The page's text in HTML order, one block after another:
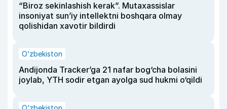
“Biroz sekinlashish kerak”. Mutaxassislar
insoniyat sun’iy intellektni boshqara olmay
qolishidan xavotir bildirdi
O‘zbekiston
Andijonda Tracker’ga 21 nafar bog‘cha bolasini
joylab, YTH sodir etgan ayolga sud hukmi o‘qildi